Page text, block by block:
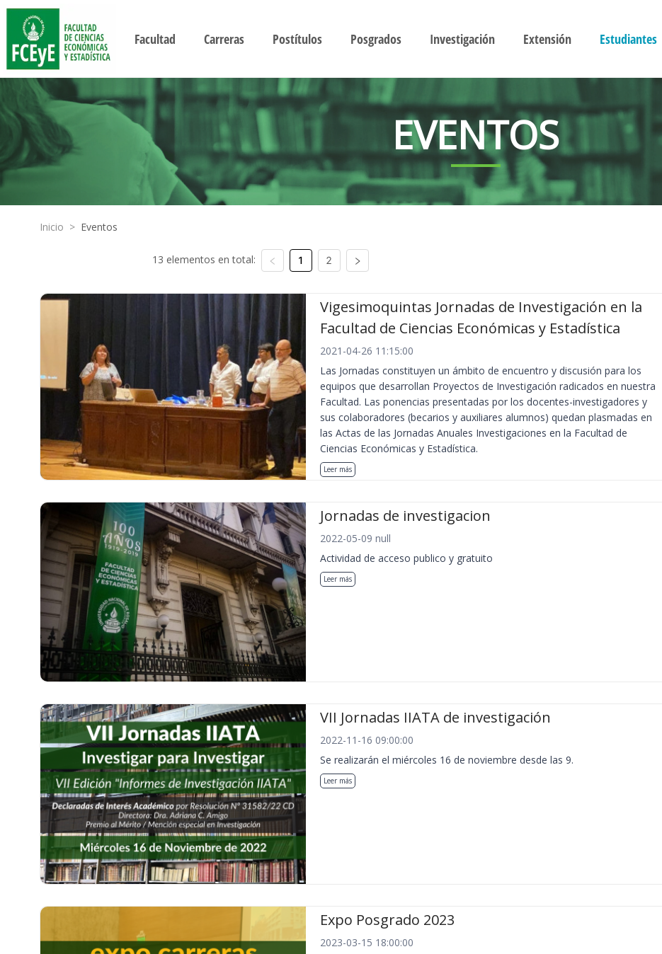
Facultad Carreras Postítulos Posgrados Investigación Extensión Estudiantes
EVENTOS
Inicio > Eventos
13 elementos en total: 1 2
Vigesimoquintas Jornadas de Investigación en la
Facultad de Ciencias Económicas y Estadística
2021-04-26 11:15:00
Las Jornadas constituyen un ámbito de encuentro y discusión para los
equipos que desarrollan Proyectos de Investigación radicados en nuestra
Facultad. Las ponencias presentadas por los docentes-investigadores y
sus colaboradores (becarios y auxiliares alumnos) quedan plasmadas en
las Actas de las Jornadas Anuales Investigaciones en la Facultad de
Ciencias Económicas y Estadística.
Leer más
Jornadas de investigacion
2022-05-09 null
Actividad de acceso publico y gratuito
Leer más
VII Jornadas IIATA de investigación
2022-11-16 09:00:00
Se realizarán el miércoles 16 de noviembre desde las 9.
Leer más
Expo Posgrado 2023
2023-03-15 18:00:00